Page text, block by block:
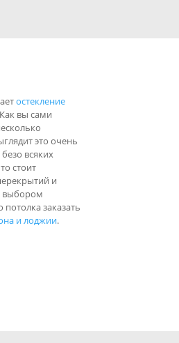
остекление
вы сами
это очень
всяких
стоит
и
выбором
заказать
и лоджии.